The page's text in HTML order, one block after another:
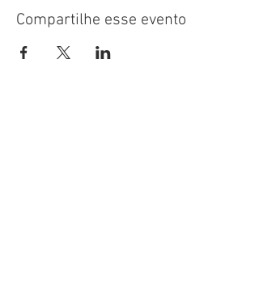
Compartilhe esse evento